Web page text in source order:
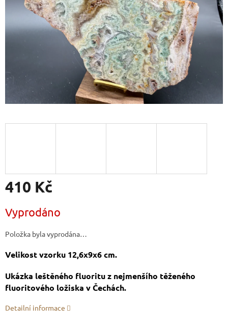
410 Kč
cena:
Vyprodáno
Položka byla vyprodána…
Velikost vzorku 12,6x9x6 cm.
Ukázka leštěného fluoritu z nejmenšího těženého
fluoritového ložiska v Čechách.
Detailní informace